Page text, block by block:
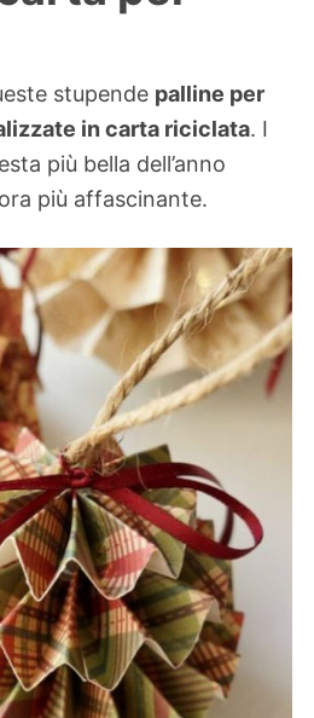
stupende palline per
in carta riciclata. I
più bella dell’anno
più affascinante.